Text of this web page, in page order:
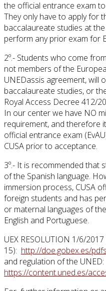
the official entrance exam
They only have to apply for
baccalaureate studies at
perform any prior exam for
2º.- Students who come
not members of the
UNEDassis agreement, will
baccalaureate studies, or
Royal Access Decree 412/
In our center we have NO
requirement, and therefore
official entrance exam
CUSA prior to acceptance.
3º.- It is recommended that
of the Spanish language.
immersion process, CUSA
foreign students and has
or maternal languages of
English and Portuguese.
UEX RESOLUTION 1/6/
15): http://doe.gobex.es/
and regulation of the UNED:
https://content.uned.es/